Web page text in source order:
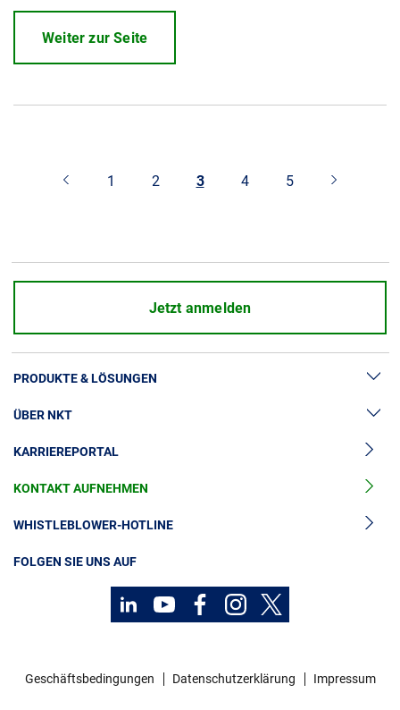
Weiter zur Seite
1 2 3 4 5
Jetzt anmelden
PRODUKTE & LÖSUNGEN
Hochspannung
Kabelgarnituren
Mittelspannungskabel
Niederspannungskabel
ÜBER NKT
News & Presse
Unsere Geschichte
Investoren
Nachhaltigkeit
KARRIEREPORTAL
KONTAKT AUFNEHMEN
WHISTLEBLOWER-HOTLINE
FOLGEN SIE UNS AUF
Geschäftsbedingungen Datenschutzerklärung Impressum